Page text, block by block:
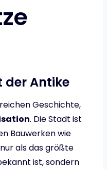
der Antike
Geschichte,
. Die Stadt ist
Bauwerken wie
als das größte
ist, sondern